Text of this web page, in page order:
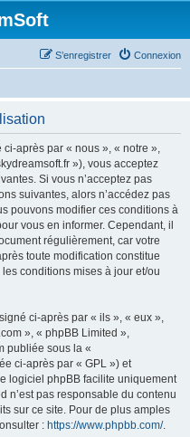
Connexion
S’enregistrer
après par « nous », « notre »,
»), vous acceptez
Si vous n’acceptez pas
suivantes, alors n’accédez pas
pouvons modifier ces conditions à
vous en informer. Cependant, il
régulièrement, car votre
toute modification constitue
conditions mises à jour et/ou
ci-après par « ils », « eux »,
», « phpBB Limited »,
publiée sous la «
ci-après par « GPL ») et
logiciel phpBB facilite uniquement
n’est pas responsable du contenu
sur ce site. Pour de plus amples
: https://www.phpbb.com/.